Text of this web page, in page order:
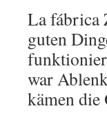
La fábrica
guten
war
kämen